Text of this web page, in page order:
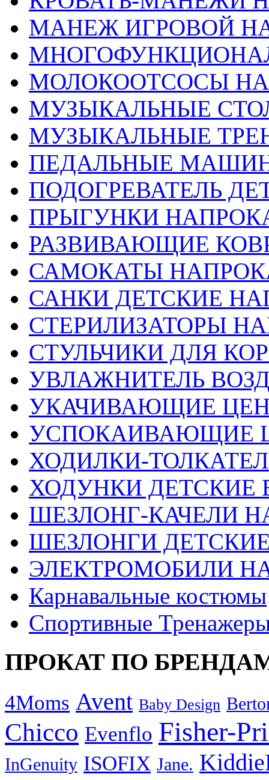
МАНЕЖ ИГРОВОЙ
МОЛОКООТСОСЫ
МУЗЫКАЛЬНЫЕ
МУЗЫКАЛЬНЫЕ
ПЕДАЛЬНЫЕ
ПОДОГРЕВАТЕЛЬ
ПРЫГУНКИ
РАЗВИВАЮЩИЕ
САМОКАТЫ
САНКИ ДЕТСКИЕ
СТЕРИЛИЗАТОРЫ
СТУЛЬЧИКИ ДЛЯ
УВЛАЖНИТЕЛЬ
УКАЧИВАЮЩИЕ
УСПОКАИВАЮЩИЕ
ХОДИЛКИ-
ХОДУНКИ ДЕТСКИЕ
ШЕЗЛОНГ-КАЧЕЛИ
ШЕЗЛОНГИ
ЭЛЕКТРОМОБИЛИ
Карнавальные костюмы
Спортивные
ПРОКАТ ПО
4Moms Avent Baby Design
Chicco Evenflo Fisher-
InGenuity ISOFIX Jane.